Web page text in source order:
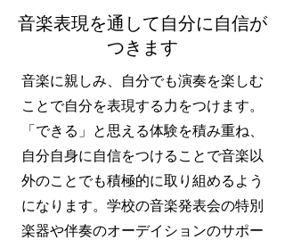
​音楽表現を通して自分に自信が
つきます
音楽に親しみ、自分でも演奏を楽しむ
ことで自分を表現する力をつけます。
「できる」と思える体験を積み重ね、
自分自身に自信をつけることで音楽以
外のことでも積極的に取り組めるよう
になります。学校の音楽発表会の特別
楽器や伴奏のオーデイションのサポー